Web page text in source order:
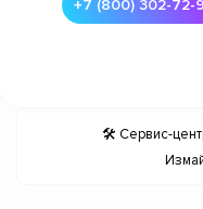
+7 (800) 302-72-
🛠 Сервис-